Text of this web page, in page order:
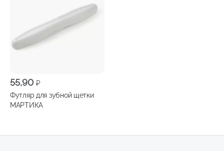
55,90 ₽
Футляр для зубной щетки
МАРТИКА